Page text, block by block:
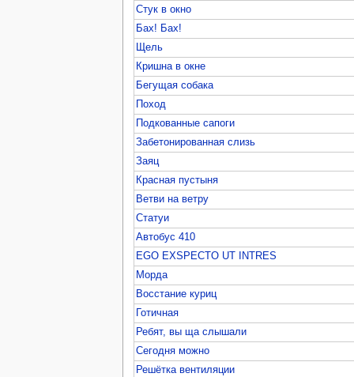
Стук в окно
Бах! Бах!
Щель
Кришна в окне
Бегущая собака
Поход
Подкованные сапоги
Забетонированная слизь
Заяц
Красная пустыня
Ветви на ветру
Статуи
Автобус 410
EGO EXSPECTO UT INTRES
Морда
Восстание куриц
Готичная
Ребят, вы ща слышали
Сегодня можно
Решётка вентиляции